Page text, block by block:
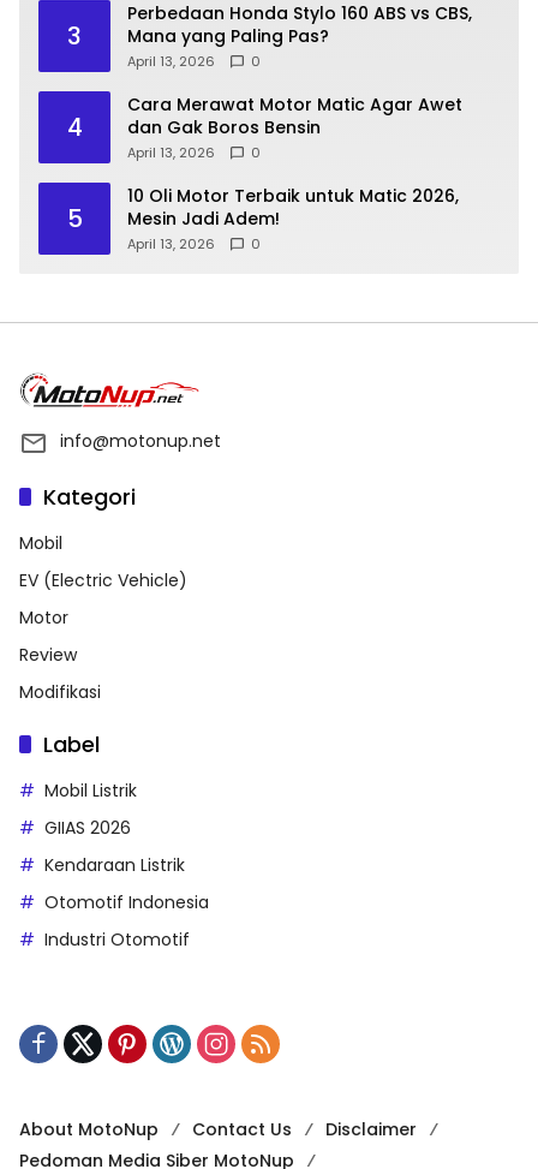
3
Perbedaan Honda Stylo 160 ABS vs CBS,
Mana yang Paling Pas?
April 13, 2026 0
4
Cara Merawat Motor Matic Agar Awet
dan Gak Boros Bensin
April 13, 2026 0
5
10 Oli Motor Terbaik untuk Matic 2026,
Mesin Jadi Adem!
April 13, 2026 0
info@motonup.net
Kategori
Mobil
EV (Electric Vehicle)
Motor
Review
Modifikasi
Label
Mobil Listrik
GIIAS 2026
Kendaraan Listrik
Otomotif Indonesia
Industri Otomotif
About MotoNup Contact Us
Disclaimer
Pedoman Media Siber MotoNup